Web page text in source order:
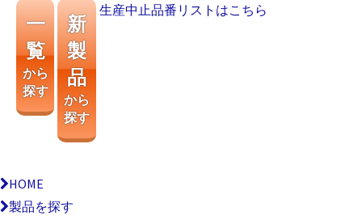
一
覧
から
探す
新
製
品
から
探す
生産中止品番リストはこちら
HOME
製品を探す